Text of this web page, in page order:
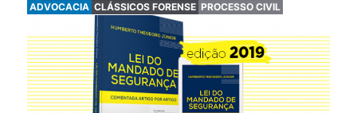
ADVOCACIA CLÁSSICOS FORENSE PROCESSO CIVIL